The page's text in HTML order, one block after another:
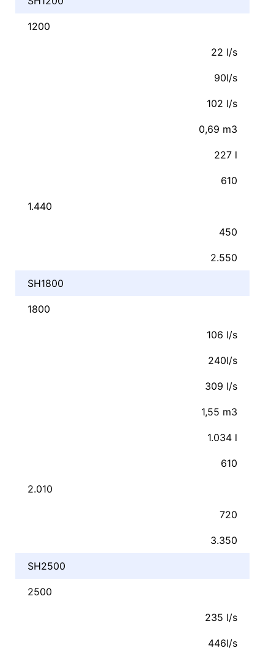
1200
22 l/s
90l/s
102 l/s
0,69 m3
227 l
610
1.440
450
2.550
SH1800
1800
106 l/s
240l/s
309 l/s
1,55 m3
1.034 l
610
2.010
720
3.350
SH2500
2500
235 l/s
446l/s